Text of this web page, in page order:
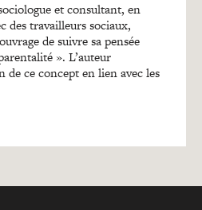
et consultant, en
des travailleurs sociaux,
de suivre sa pensée
». L’auteur
ce concept en lien avec les